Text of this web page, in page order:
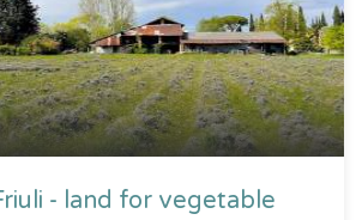
- land for vegetable